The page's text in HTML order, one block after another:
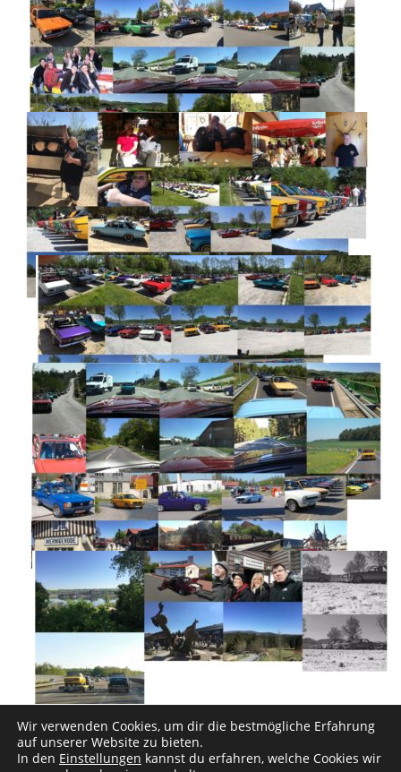
Wir verwenden Cookies, um dir die bestmögliche Erfahrung
auf unserer Website zu bieten.
In den Einstellungen kannst du erfahren, welche Cookies wir